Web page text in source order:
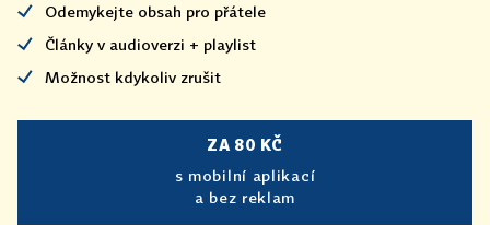
Odemykejte obsah pro přátele
Články v audioverzi + playlist
Možnost kdykoliv zrušit
ZA 80 KČ
s mobilní aplikací
a bez reklam